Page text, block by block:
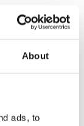
About
ads, to